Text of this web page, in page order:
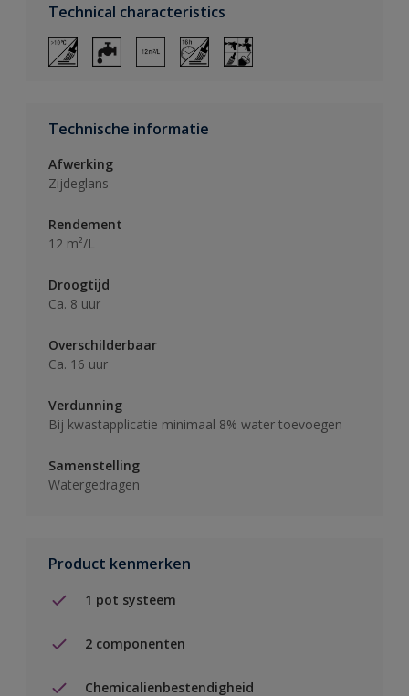
Technical characteristics
Technische informatie
Afwerking
Zijdeglans
Rendement
12 m²/L
Droogtijd
Ca. 8 uur
Overschilderbaar
Ca. 16 uur
Verdunning
Bij kwastapplicatie minimaal 8% water toevoegen
Samenstelling
Watergedragen
Product kenmerken
1 pot systeem
2 componenten
Chemicalienbestendigheid